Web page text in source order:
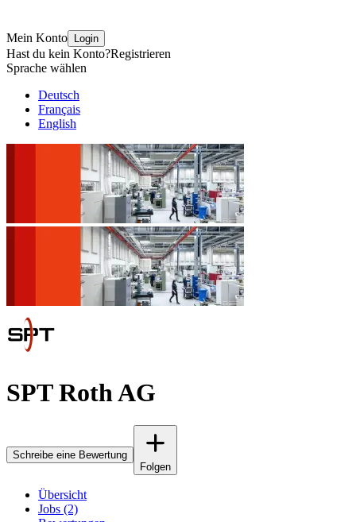
Mein Konto Login
Hast du kein Konto?Registrieren
Sprache wählen
Deutsch
Français
English
SPT Roth AG
Schreibe eine Bewertung
Folgen
Übersicht
Jobs (2)